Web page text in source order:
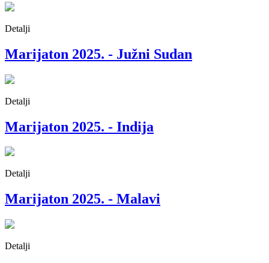
Detalji
Marijaton 2025. - Južni Sudan
Detalji
Marijaton 2025. - Indija
Detalji
Marijaton 2025. - Malavi
Detalji